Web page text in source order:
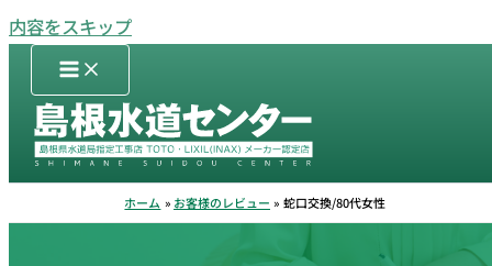
内容をスキップ
ホーム お客様のレビュー 蛇口交換/80代女性